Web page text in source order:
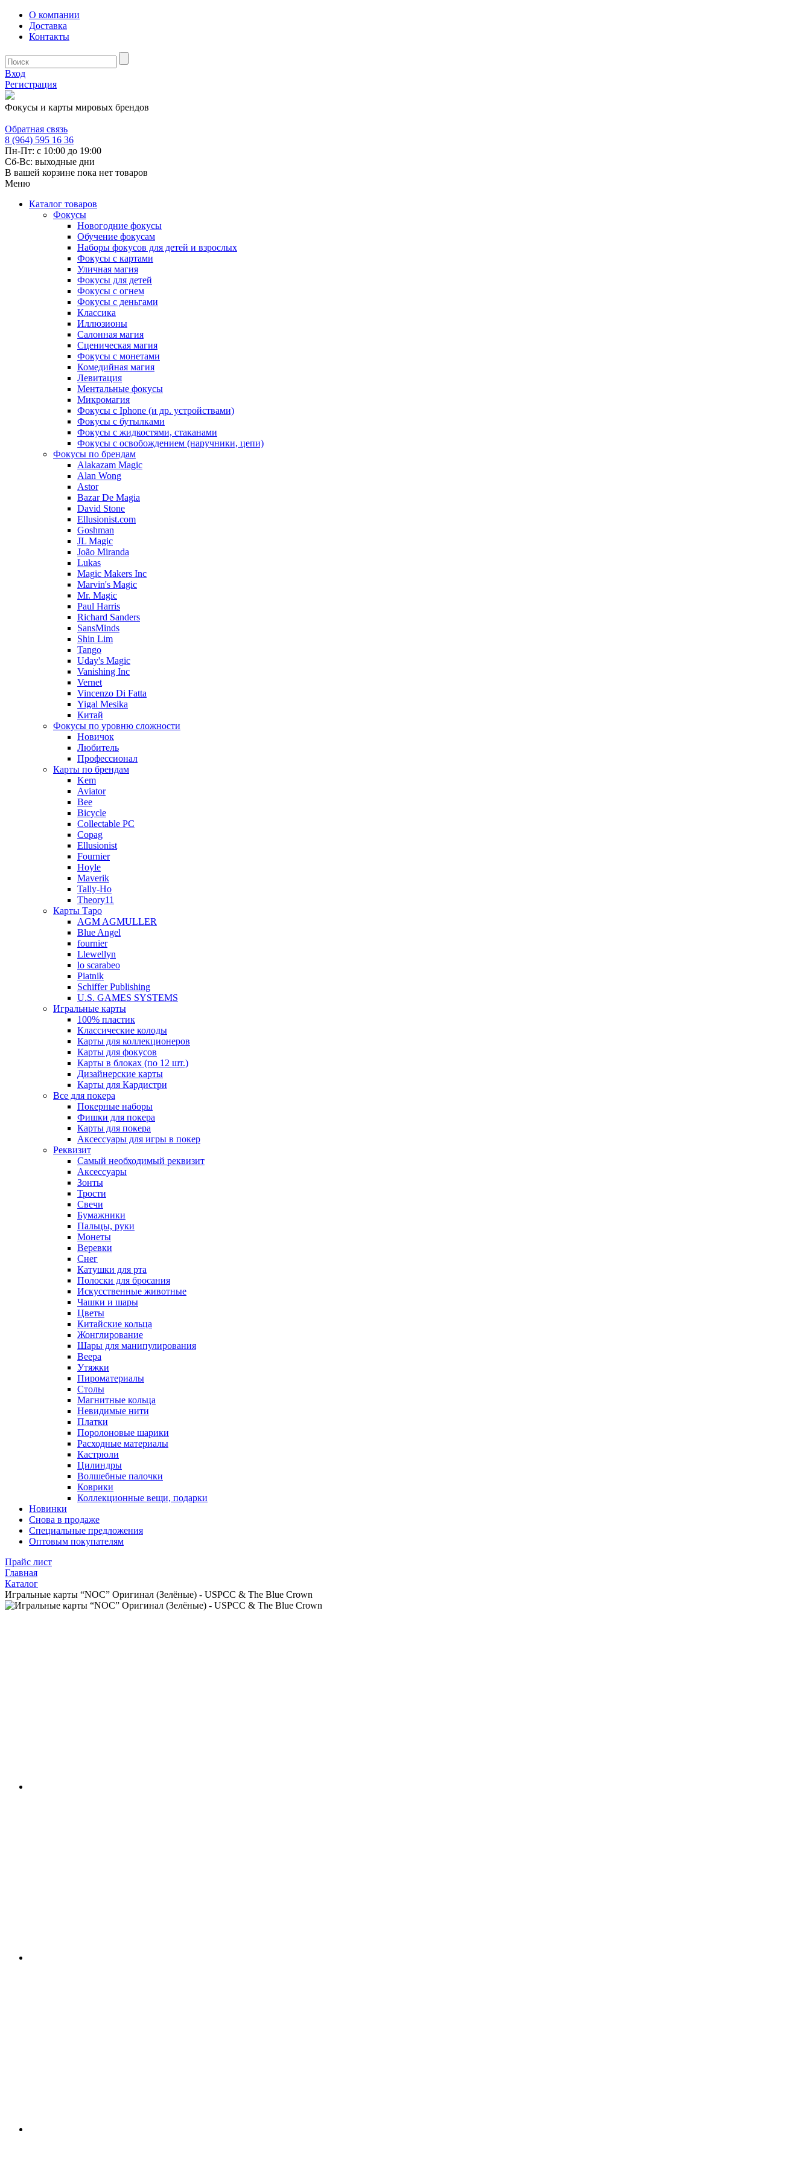
О компании
Доставка
Контакты
Вход
Регистрация
Фокусы и карты мировых брендов
Обратная связь
8 (964) 595 16 36
Пн-Пт: с 10:00 до 19:00
Сб-Вс: выходные дни
В вашей корзине пока нет товаров
Меню
Каталог товаров
Фокусы
Новогодние фокусы
Обучение фокусам
Наборы фокусов для детей и взрослых
Фокусы с картами
Уличная магия
Фокусы для детей
Фокусы с огнем
Фокусы с деньгами
Классика
Иллюзионы
Салонная магия
Сценическая магия
Фокусы с монетами
Комедийная магия
Левитация
Ментальные фокусы
Микромагия
Фокусы с Iphone (и др. устройствами)
Фокусы с бутылками
Фокусы с жидкостями, стаканами
Фокусы с освобождением (наручники, цепи)
Фокусы по брендам
Alakazam Magic
Alan Wong
Astor
Bazar De Magia
David Stone
Ellusionist.com
Goshman
JL Magic
João Miranda
Lukas
Magic Makers Inc
Marvin's Magic
Mr. Magic
Paul Harris
Richard Sanders
SansMinds
Shin Lim
Tango
Uday's Magic
Vanishing Inc
Vernet
Vincenzo Di Fatta
Yigal Mesika
Китай
Фокусы по уровню сложности
Новичок
Любитель
Профессионал
Карты по брендам
Kem
Aviator
Bee
Bicycle
Collectable PC
Copag
Ellusionist
Fournier
Hoyle
Maverik
Tally-Ho
Theory11
Карты Таро
AGM AGMULLER
Blue Angel
fournier
Llewellyn
lo scarabeo
Piatnik
Schiffer Publishing
U.S. GAMES SYSTEMS
Игральные карты
100% пластик
Классические колоды
Карты для коллекционеров
Карты для фокусов
Карты в блоках (по 12 шт.)
Дизайнерские карты
Карты для Кардистри
Все для покера
Покерные наборы
Фишки для покера
Карты для покера
Аксессуары для игры в покер
Реквизит
Самый необходимый реквизит
Аксессуары
Зонты
Трости
Свечи
Бумажники
Пальцы, руки
Монеты
Веревки
Снег
Катушки для рта
Полоски для бросания
Искусственные животные
Чашки и шары
Цветы
Китайские кольца
Жонглирование
Шары для манипулирования
Веера
Утяжки
Пироматериалы
Столы
Магнитные кольца
Невидимые нити
Платки
Поролоновые шарики
Расходные материалы
Кастрюли
Цилиндры
Волшебные палочки
Коврики
Коллекционные вещи, подарки
Новинки
Снова в продаже
Специальные предложения
Оптовым покупателям
Прайс лист
Главная
Каталог
Игральные карты “NOC” Оригинал (Зелёные) - USPCC & The Blue Crown